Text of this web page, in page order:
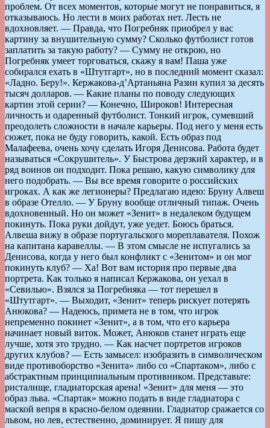
проблем. От всех моментов, которые могут не понравиться, я
отказываюсь. Но лести в моих работах нет. Лесть не
вдохновляет. — Правда, что Погребняк приобрел у вас
картину за внушительную сумму? Сколько футболист готов
заплатить за такую работу? — Сумму не открою, но
Погребняк умеет торговаться, скажу я вам! Паша уже
собирался ехать в «Штутгарт», но в последний момент сказал:
«Ладно. Беру!». Кержакова-д’Артаньяна Разин купил за десять
тысяч долларов. — Какие планы по поводу следующих
картин этой серии? — Конечно, Широков! Интересная
личность и одаренный футболист. Тонкий игрок, сумевший
преодолеть сложности в начале карьеры. Под него у меня есть
сюжет, пока не буду говорить, какой. Есть образ под
Малафеева, очень хочу сделать Игоря Денисова. Работа будет
называться «Сокрушитель». У Быстрова дерзкий характер, и в
ряд воинов он подходит. Пока решаю, какую символику для
него подобрать. — Вы все время говорите о российских
игроках. А как же легионеры? Предлагаю идею: Бруну Алвеш
в образе Отелло. — У Бруну вообще отличный типаж. Очень
вдохновенный. Но он может «Зенит» в недалеком будущем
покинуть. Пока руки дойдут, уже уедет. Боюсь браться.
Алвеша вижу в образе португальского мореплавателя. Похож
на капитана каравеллы. — В этом смысле не испугались за
Денисова, когда у него был конфликт с «Зенитом» и он мог
покинуть клуб? — Ха! Вот вам история про первые два
портрета. Как только я написал Кержакова, он уехал в
«Севилью». Взялся за Погребняка — тот перешел в
«Штутгарт». — Выходит, «Зенит» теперь рискует потерять
Анюкова? — Надеюсь, примета не в том, что игрок
непременно покинет «Зенит», а в том, что его карьера
начинает новый виток. Может, Анюков станет играть еще
лучше, хотя это трудно. — Как насчет портретов игроков
других клубов? — Есть замысел: изобразить в символическом
виде противоборство «Зенита» либо со «Спартаком», либо с
абстрактным принципиальным противником. Представьте:
ристалище, гладиаторская арена! «Зенит» для меня — это
образ льва. «Спартак» можно подать в виде гладиатора с
маской вепря в красно-белом одеянии. Гладиатор сражается со
львом, но лев, естественно, доминирует. Я пишу для